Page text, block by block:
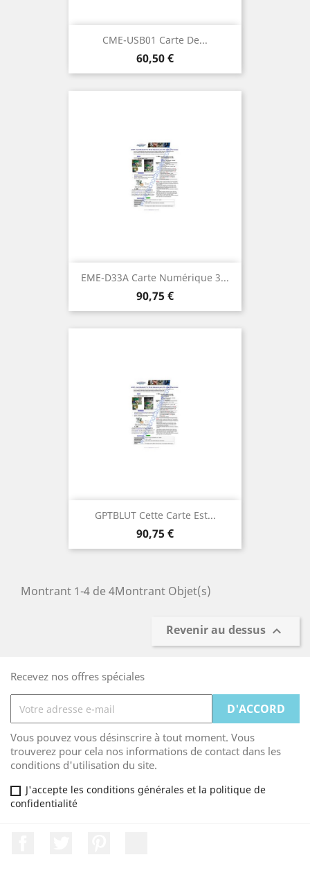
CME-USB01 Carte De...
Prix
60,50 €
EME-D33A Carte Numérique 3...
Prix
90,75 €
GPTBLUT Cette Carte Est...
Prix
90,75 €
Montrant 1-4 de 4Montrant Objet(s)
Revenir au dessus 
Recevez nos offres spéciales
Vous pouvez vous désinscrire à tout moment. Vous
trouverez pour cela nos informations de contact dans les
conditions d'utilisation du site.
J'accepte les conditions générales et la politique de
confidentialité